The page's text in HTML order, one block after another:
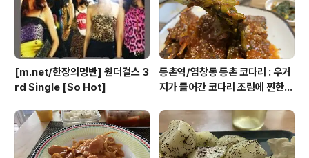
[m.net/한장의명반] 원더걸스 3
rd Single [So Hot]
등촌역/염창동 등촌 코다리 : 우거
지가 들어간 코다리 조림에 찐한